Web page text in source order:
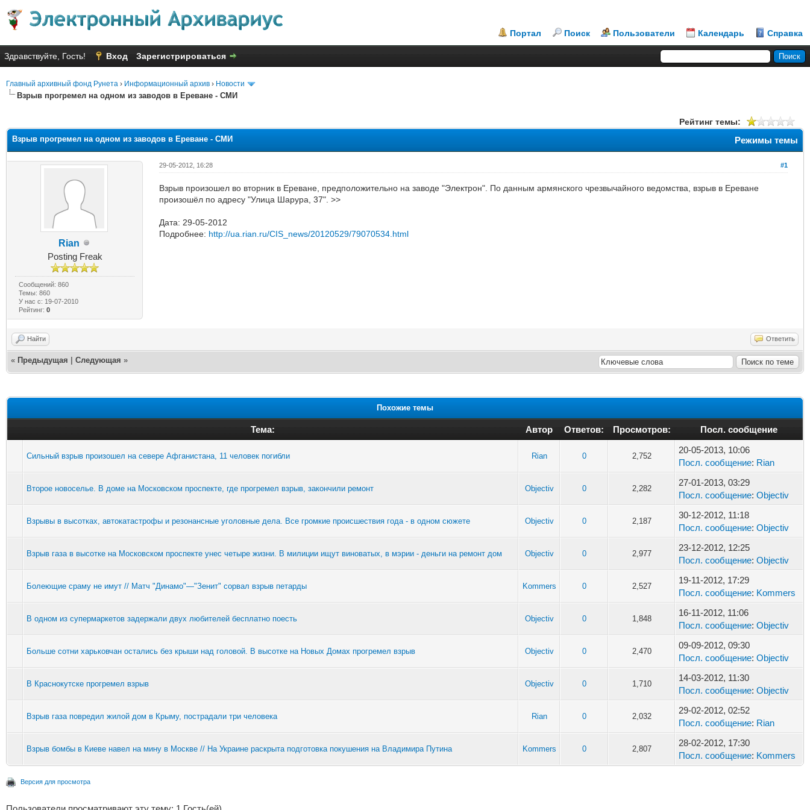
Портал Поиск Пользователи Календарь Справка
Здравствуйте, Гость! Вход Зарегистрироваться
Главный архивный фонд Рунета › Информационный архив › Новости
Взрыв прогремел на одном из заводов в Ереване - СМИ
Рейтинг темы:
Режимы темы
Взрыв прогремел на одном из заводов в Ереване - СМИ
Rian
Posting Freak
Сообщений: 860
Темы: 860
У нас с: 19-07-2010
Рейтинг:0
#1
29-05-2012, 16:28
Взрыв произошел во вторник в Ереване, предположительно на заводе "Электрон". По данным армянского чрезвычайного ведомства, взрыв в Ереване
произошёл по адресу "Улица Шарура, 37". >>
Дата: 29-05-2012
Подробнее: http://ua.rian.ru/CIS_news/20120529/79070534.html
Найти Ответить
« Предыдущая Следующая »
Похожие темы
Тема: Автор Ответов: Просмотров: Посл. сообщение
Сильный взрыв произошел на севере Афганистана, 11 человек погибли Rian 0 2,752
20-05-2013, 10:06
Посл. сообщение: Rian
Второе новоселье. В доме на Московском проспекте, где прогремел взрыв, закончили ремонт Objectiv 0 2,282
27-01-2013, 03:29
Посл. сообщение: Objectiv
Взрывы в высотках, автокатастрофы и резонансные уголовные дела. Все громкие происшествия года - в одном сюжете Objectiv 0 2,187
30-12-2012, 11:18
Посл. сообщение: Objectiv
Взрыв газа в высотке на Московском проспекте унес четыре жизни. В милиции ищут виноватых, в мэрии - деньги на ремонт дом Objectiv 0 2,977
23-12-2012, 12:25
Посл. сообщение: Objectiv
Болеющие сраму не имут // Матч "Динамо"—"Зенит" сорвал взрыв петарды Kommers 0 2,527
19-11-2012, 17:29
Посл. сообщение: Kommers
В одном из супермаркетов задержали двух любителей бесплатно поесть Objectiv 0 1,848
16-11-2012, 11:06
Посл. сообщение: Objectiv
Больше сотни харьковчан остались без крыши над головой. В высотке на Новых Домах прогремел взрыв Objectiv 0 2,470
09-09-2012, 09:30
Посл. сообщение: Objectiv
В Краснокутске прогремел взрыв Objectiv 0 1,710
14-03-2012, 11:30
Посл. сообщение: Objectiv
Взрыв газа повредил жилой дом в Крыму, пострадали три человека Rian 0 2,032
29-02-2012, 02:52
Посл. сообщение: Rian
Взрыв бомбы в Киеве навел на мину в Москве // На Украине раскрыта подготовка покушения на Владимира Путина Kommers 0 2,807
28-02-2012, 17:30
Посл. сообщение: Kommers
Версия для просмотра